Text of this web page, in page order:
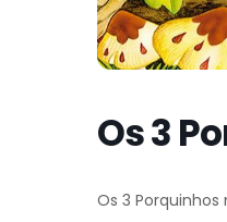
Os 3
Os 3